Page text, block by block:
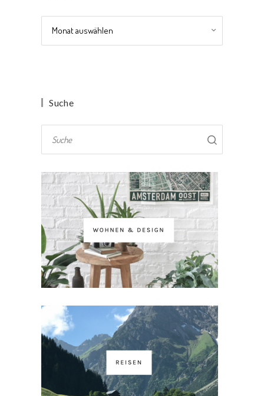
Suche